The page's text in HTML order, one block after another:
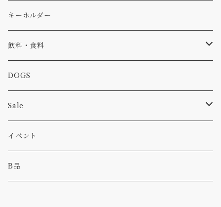
コラボ
食品
焚き火
小物
バイク
カー
キャップ、ニット
バッグ
小物
パンツ
パーカー・トレーナー
ワッペン
ステッカー
ピン
キーホルダー
飲料・食料
コーヒー
食べ物
DOGS
Sale
カー
キャンプ
イベント
B品